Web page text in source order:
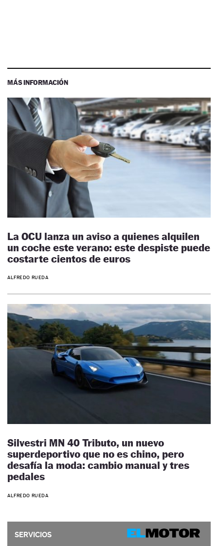
MÁS INFORMACIÓN
La OCU lanza un aviso a quienes alquilen
un coche este verano: este despiste puede
costarte cientos de euros
ALFREDO RUEDA
Silvestri MN 40 Tributo, un nuevo
superdeportivo que no es chino, pero
desafía la moda: cambio manual y tres
pedales
ALFREDO RUEDA